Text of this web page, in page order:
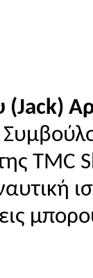
(Jack)
TMC